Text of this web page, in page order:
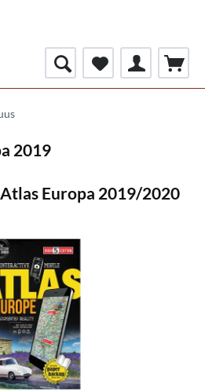
2019
Europa 2019/2020